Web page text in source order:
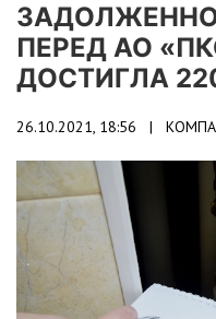
ПЕРЕД АО
ДОСТИГЛА
26.10.2021, 18:56 |